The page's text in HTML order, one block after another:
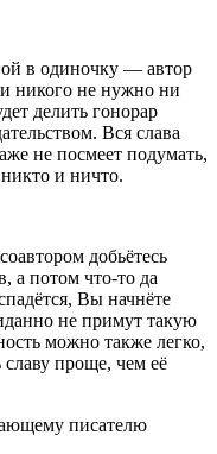
в одиночку — автор
никого не нужно ни
делить гонорар
Вся слава
не посмеет подумать,
и ничто.
добьётесь
а потом что-то да
Вы начнёте
не примут такую
можно также легко,
проще, чем её
писателю